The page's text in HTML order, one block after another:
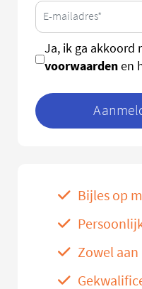
Ja, ik ga akkoord
voorwaardenen
Bijles op
Zowel